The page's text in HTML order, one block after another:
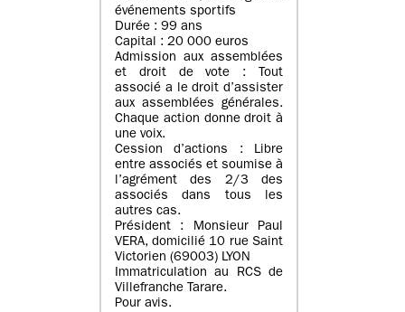
événements sportifs
Durée : 99 ans
Capital : 20 000 euros
Admission aux assemblées
et droit de vote : Tout
associé a le droit d’assister
aux assemblées générales.
Chaque action donne droit à
une voix.
Cession d’actions : Libre
entre associés et soumise à
l’agrément des 2/3 des
associés dans tous les
autres cas.
Président : Monsieur Paul
VERA, domicilié 10 rue Saint
Victorien (69003) LYON
Immatriculation au RCS de
Villefranche Tarare.
Pour avis.